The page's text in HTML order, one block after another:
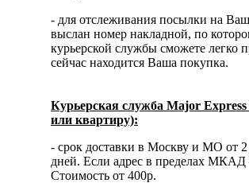
- для отслеживания посылки на Ваш
выслан номер накладной, по
курьерской службы сможете легко
сейчас находится Ваша покупка.
Курьерская служба Major Express
или квартиру):
- срок доставки в Москву и МО от 2
дней. Если адрес в пределах МКАД
Стоимость от 400р.